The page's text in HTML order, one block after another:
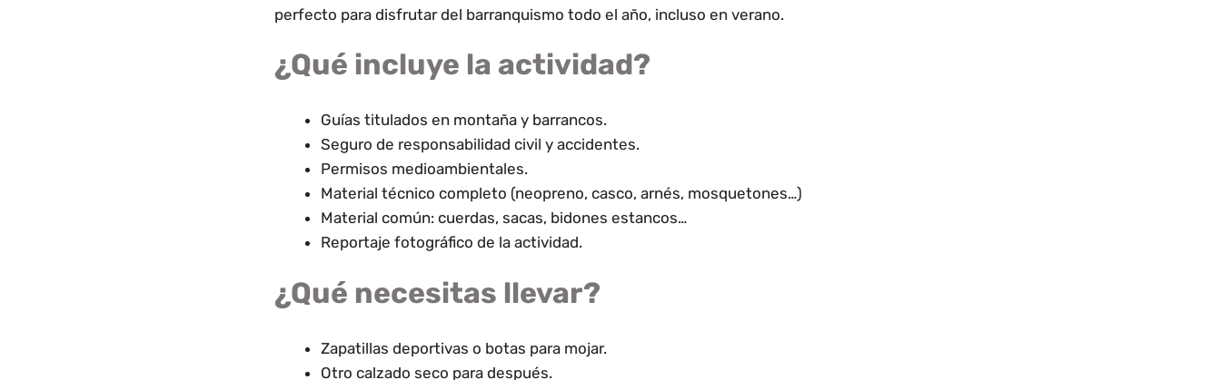
perfecto para disfrutar del barranquismo todo el año, incluso en verano.
¿Qué incluye la actividad?
Guías titulados en montaña y barrancos.
Seguro de responsabilidad civil y accidentes.
Permisos medioambientales.
Material técnico completo (neopreno, casco, arnés, mosquetones…)
Material común: cuerdas, sacas, bidones estancos…
Reportaje fotográfico de la actividad.
¿Qué necesitas llevar?
Zapatillas deportivas o botas para mojar.
Otro calzado seco para después.